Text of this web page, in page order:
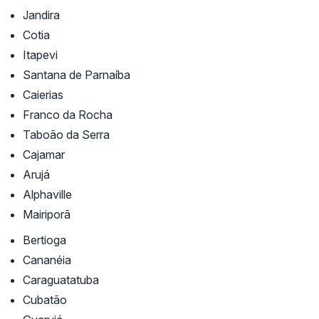
Jandira
Cotia
Itapevi
Santana de Parnaíba
Caierias
Franco da Rocha
Taboão da Serra
Cajamar
Arujá
Alphaville
Mairiporã
Bertioga
Cananéia
Caraguatatuba
Cubatão